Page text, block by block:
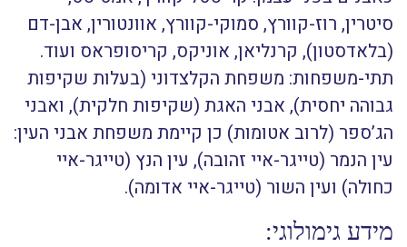
סיטרין, רוז-קוורץ, סמוקי-קוורץ, אוונטורין, אבן-דם
(בלאדסטון), קרנליאן, אוניקס, קריסופראס ועוד.
תתי-משפחות: משפחת הקלצדוני (בעלות שקיפות
גבוהה יחסית), אבני האגת (שקיפות חלקית), ואבני
הג’ספר (לרוב אטומות) כן קיימת משפחת אבני העין:
עין הנמר (טייגר-איי זהובה), עין הנץ (טייגר-איי
כחולה) ועין השור (טייגר-איי אדומה).
מידע גימולוגי: